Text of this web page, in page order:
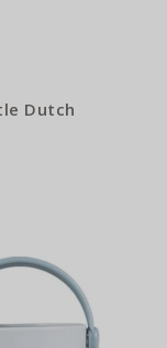
Dutch